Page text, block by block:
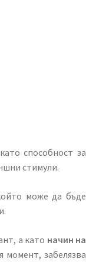
способност за
стимули.
може да бъде
а като начин на
момент, забелязва